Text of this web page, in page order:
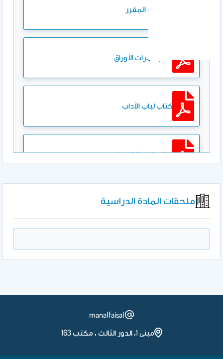
مفردات المقرر
كتاب ثمرات الأوراق
كتاب لباب الآداب
كتاب خطرة الطيف
موضوعات الاختبار الفصلي الأول
موضوعات الاختبار الفصلي الثاني
ملحقات المادة الدراسية
manalfaisal
مبنى 1، الدور الثالث ، مكتب 163